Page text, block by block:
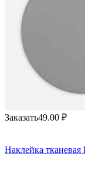
Заказать49.00 ₽
Наклейка тканевая